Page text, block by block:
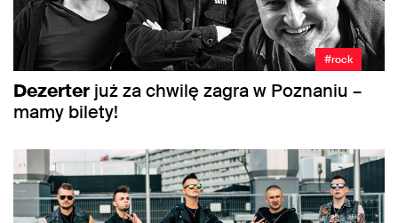
#rock
Dezerter już za chwilę zagra w Poznaniu –
mamy bilety!